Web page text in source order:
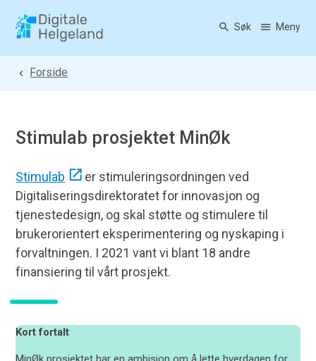
Søk Meny
Forside
Stimulab prosjektet MinØk
Stimulab
er stimuleringsordningen ved
Digitaliseringsdirektoratet for innovasjon og
tjenestedesign, og skal støtte og stimulere til
brukerorientert eksperimentering og nyskaping i
forvaltningen. I 2021 vant vi blant 18 andre
finansiering til vårt prosjekt.
Kort fortalt